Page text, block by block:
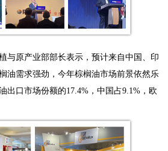
与原产业部部长表示，预计来自中国、印
油需求强劲，今年棕榈油市场前景依然乐
出口市场份额的17.4%，中国占9.1%，欧